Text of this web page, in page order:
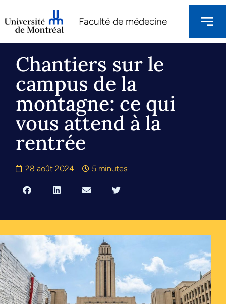
Faculté de médecine
Chantiers sur le
campus de la
montagne: ce qui
vous attend à la
rentrée
28 août 2024 5 minutes